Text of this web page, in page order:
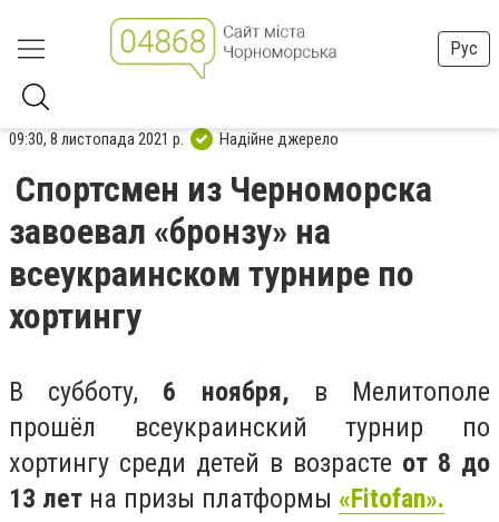
Рус
09:30, 8 листопада 2021 р. Надійне джерело
Спортсмен из Черноморска
завоевал «бронзу» на
всеукраинском турнире по
хортингу
В субботу, 6 ноября, в Мелитополе
прошёл всеукраинский турнир по
хортингу среди детей в возрасте от 8 до
13 лет на призы платформы «Fitofan».